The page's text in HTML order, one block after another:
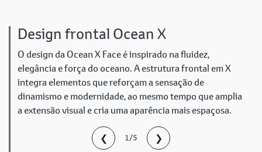
Design frontal Ocean X
O design da Ocean X Face é inspirado na fluidez,
elegância e força do oceano. A estrutura frontal em X
integra elementos que reforçam a sensação de
dinamismo e modernidade, ao mesmo tempo que amplia
a extensão visual e cria uma aparência mais espaçosa.
❮ 1/5 ❯